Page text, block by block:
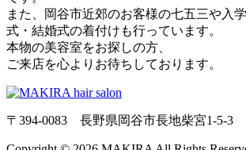
また、岡谷市近郊のお客様の七五三や入
式・結婚式の着付けも行っています。
本物の美容室をお探しの方、
ご来店を心よりお待ちしております。
〒394-0083 長野県岡谷市長地柴宮1-5-3